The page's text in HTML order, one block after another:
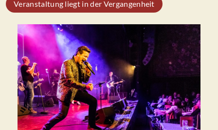
ÜBER UNS
KONTAKT
Veranstaltung liegt in der Vergangenheit